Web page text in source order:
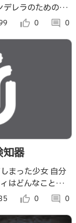
レラのための魔
作りや在庫管理
thumb_up_alt 0 comment 0
知器
まった少女 自分
はどんなことがあ
、地獄行きを回
thumb_up_alt 0 comment 0